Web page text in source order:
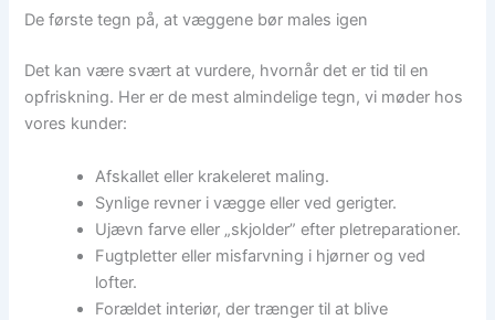
De første tegn på, at væggene bør males igen
Det kan være svært at vurdere, hvornår det er tid til en
opfriskning. Her er de mest almindelige tegn, vi møder hos
vores kunder:
Afskallet eller krakeleret maling.
Synlige revner i vægge eller ved gerigter.
Ujævn farve eller „skjolder” efter pletreparationer.
Fugtpletter eller misfarvning i hjørner og ved
lofter.
Forældet interiør, der trænger til at blive